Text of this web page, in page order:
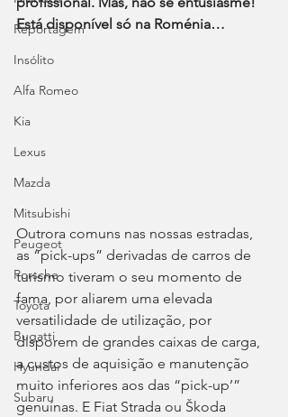
Reportagem
Insólito
Alfa Romeo
Kia
Lexus
Mazda
Mitsubishi
Peugeot
Porsche
Toyota
Bugatti
Hyundai
Subaru
Está disponível só na Roménia…
Outrora comuns nas nossas estradas,
as “pick-ups” derivadas de carros de
turismo tiveram o seu momento de
fama, por aliarem uma elevada
versatilidade de utilização, por
disporem de grandes caixas de carga,
a custos de aquisição e manutenção
muito inferiores aos das “pick-up’”
genuínas. E Fiat Strada ou Škoda